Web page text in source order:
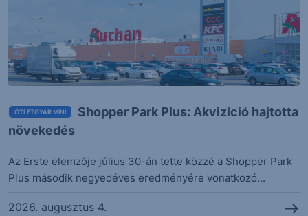
ÖTLETGYÁR MINI
Shopper Park Plus: Akvizíció hajtotta
növekedés
Az Erste elemzője július 30-án tette közzé a Shopper Park
Plus második negyedéves eredményére vonatkozó...
2026. augusztus 4.